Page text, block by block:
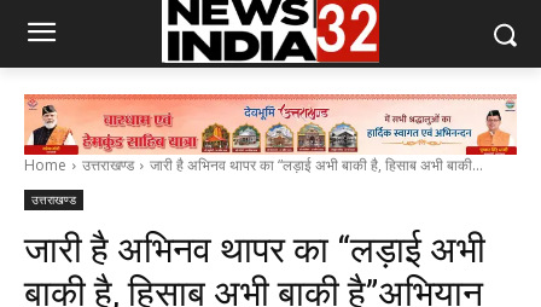
Home उत्तराखण्ड जारी है अभिनव थापर का “लड़ाई अभी बाकी है, हिसाब अभी बाकी...
उत्तराखण्ड
जारी है अभिनव थापर का “लड़ाई अभी
बाकी है, हिसाब अभी बाकी है”अभियान